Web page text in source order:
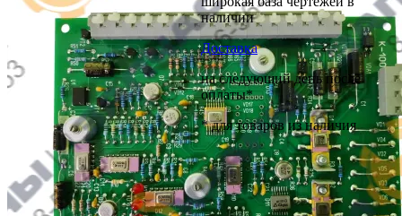
наличии
Доставка
на следующий день после
оплаты*
* для товаров из наличия